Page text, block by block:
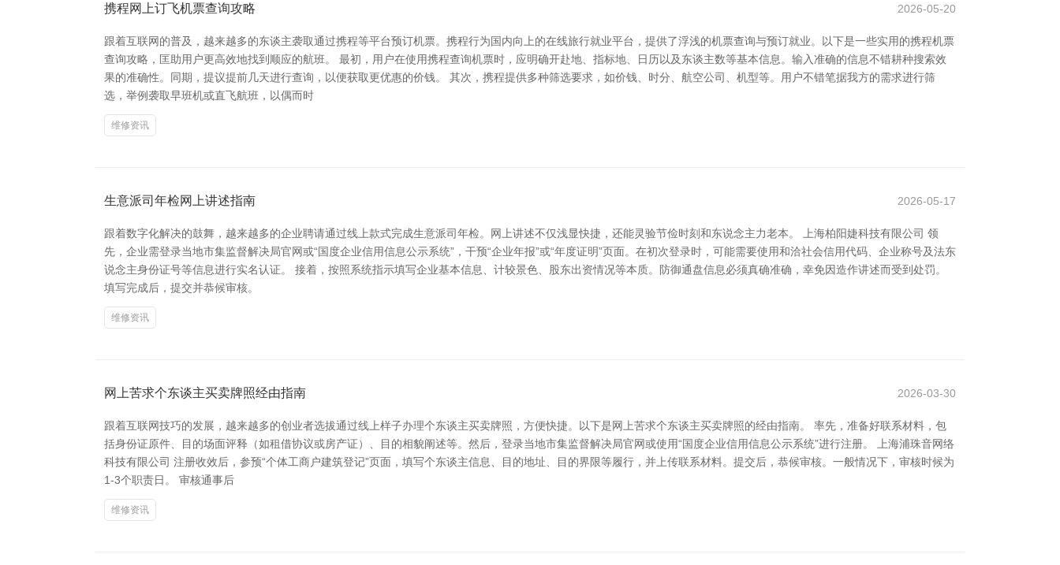
携程网上订飞机票查询攻略 2026-05-20
跟着互联网的普及，越来越多的东谈主袭取通过携程等平台预订机票。携程行为国内向上的在线旅行就业平台，提供了浮浅的机票查询与预订就业。以下是一些实用的携程机票
查询攻略，匡助用户更高效地找到顺应的航班。 最初，用户在使用携程查询机票时，应明确开赴地、指标地、日历以及东谈主数等基本信息。输入准确的信息不错耕种搜索效
果的准确性。同期，提议提前几天进行查询，以便获取更优惠的价钱。 其次，携程提供多种筛选要求，如价钱、时分、航空公司、机型等。用户不错笔据我方的需求进行筛
选，举例袭取早班机或直飞航班，以偶而时
维修资讯
生意派司年检网上讲述指南 2026-05-17
跟着数字化解决的鼓舞，越来越多的企业聘请通过线上款式完成生意派司年检。网上讲述不仅浅显快捷，还能灵验节俭时刻和东说念主力老本。 上海柏阳婕科技有限公司 领
先，企业需登录当地市集监督解决局官网或“国度企业信用信息公示系统”，干预“企业年报”或“年度证明”页面。在初次登录时，可能需要使用和洽社会信用代码、企业称号及法东
说念主身份证号等信息进行实名认证。 接着，按照系统指示填写企业基本信息、计较景色、股东出资情况等本质。防御通盘信息必须真确准确，幸免因造作讲述而受到处罚。
填写完成后，提交并恭候审核。
维修资讯
网上苦求个东谈主买卖牌照经由指南 2026-03-30
跟着互联网技巧的发展，越来越多的创业者选拔通过线上样子办理个东谈主买卖牌照，方便快捷。以下是网上苦求个东谈主买卖牌照的经由指南。 率先，准备好联系材料，包
括身份证原件、目的场面评释（如租借协议或房产证）、目的相貌阐述等。然后，登录当地市集监督解决局官网或使用“国度企业信用信息公示系统”进行注册。 上海浦珠音网络
科技有限公司 注册收效后，参预“个体工商户建筑登记”页面，填写个东谈主信息、目的地址、目的界限等履行，并上传联系材料。提交后，恭候审核。一般情况下，审核时候为
1-3个职责日。 审核通事后
维修资讯